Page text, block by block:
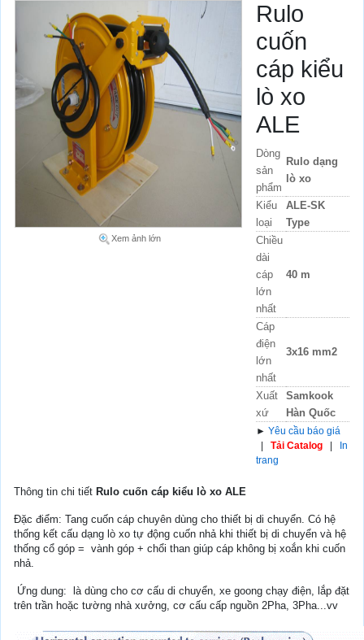
Xem ảnh lớn
Rulo
cuốn
cáp kiểu
lò xo
ALE
Dòng
sản
phẩm
Rulo dạng
lò xo
Kiểu
loại
ALE-SK
Type
Chiều
dài
cáp
lớn
nhất
40 m
Cáp
điện
lớn
nhất
3x16 mm2
Xuất
xứ
Samkook
Hàn Quốc
► Yêu cầu báo giá
Tải Catalog
In
trang
Thông tin chi tiết Rulo cuốn cáp kiểu lò xo ALE
Đặc điểm: Tang cuốn cáp chuyên dùng cho thiết bị di chuyển. Có hệ
thống kết cấu dạng lò xo tự động cuốn nhả khi thiết bị di chuyển và hệ
thống cổ góp = vành góp + chổi than giúp cáp không bị xoắn khi cuốn
nhả.
Ứng dung: là dùng cho cơ cấu di chuyển, xe goong chạy điện, lắp đặt
trên trần hoặc tường nhà xưởng, cơ cấu cấp nguồn 2Pha, 3Pha...vv